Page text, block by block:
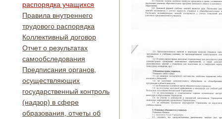
распорядка учащихся
Правила внутреннего
трудового распорядка
Коллективный договор
Отчет о результатах
самообследования
Предписания органов,
осуществляющих
государственный контроль
(надзор) в сфере
образования, отчеты об